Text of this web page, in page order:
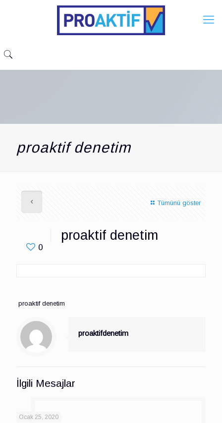
proaktif denetim
Tümünü göster
0
proaktif denetim
proaktif denetim
proaktifdenetim
İlgili Mesajlar
Ocak 25, 2020